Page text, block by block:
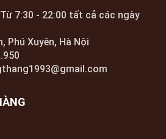
7:30 - 22:00 tất cả các ngày
Phú Xuyên, Hà Nội